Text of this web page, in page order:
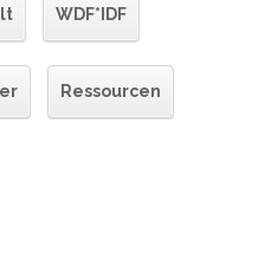
WDF*IDF
Ressourcen